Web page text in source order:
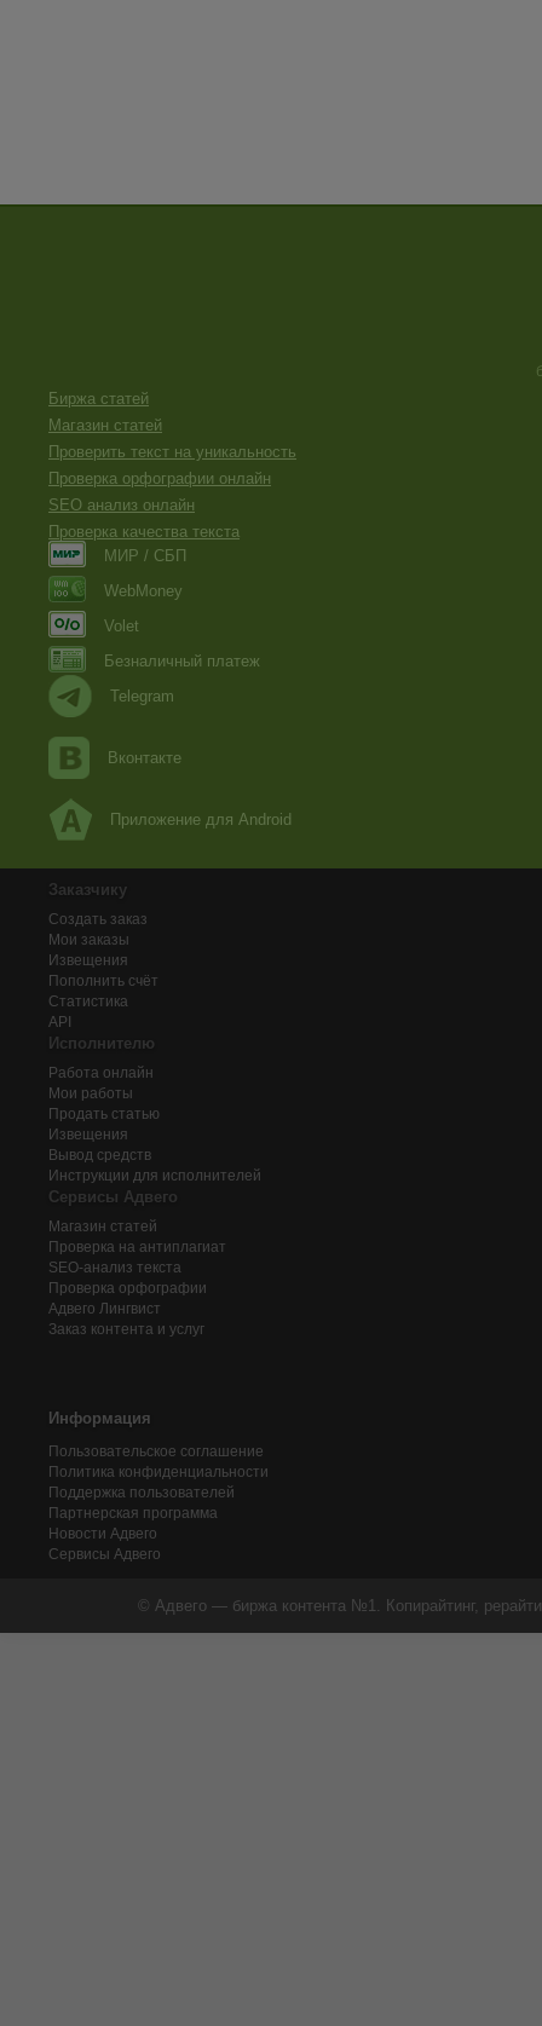
Биржа статей
Магазин статей
Проверить текст на уникальность
Проверка орфографии онлайн
SEO анализ онлайн
Проверка качества текста
МИР / СБП
WebMoney
Volet
Безналичный платеж
Telegram
Вконтакте
Приложение для Android
Заказчику
Создать заказ
Мои заказы
Извещения
Пополнить счёт
Статистика
API
Исполнителю
Работа онлайн
Мои работы
Продать статью
Извещения
Вывод средств
Инструкции для исполнителей
Сервисы Адвего
Магазин статей
Проверка на антиплагиат
SEO-анализ текста
Проверка орфографии
Адвего Лингвист
Заказ контента и услуг
Информация
Пользовательское соглашение
Политика конфиденциальности
Поддержка пользователей
Партнерская программа
Новости Адвего
Сервисы Адвего
© Адвего — биржа контента №1. Копирайтинг,